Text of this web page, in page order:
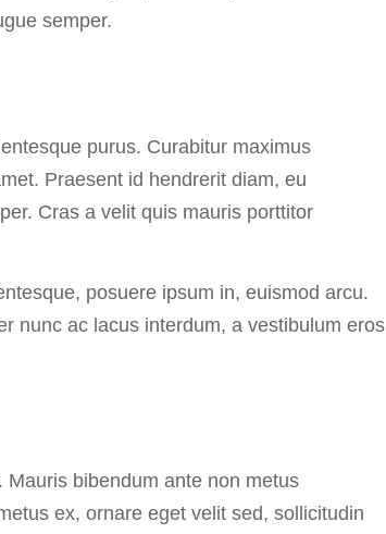
semper.
purus. Curabitur maximus
Praesent id hendrerit diam, eu
Cras a velit quis mauris porttitor
posuere ipsum in, euismod arcu.
nunc ac lacus interdum, a vestibulum eros
bibendum ante non metus
ex, ornare eget velit sed, sollicitudin